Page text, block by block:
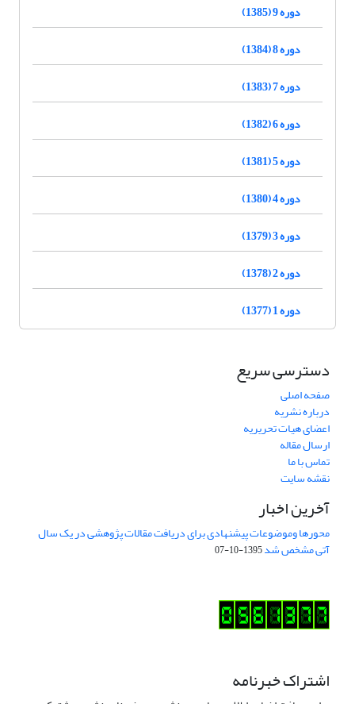
دوره 9 (1385)
دوره 8 (1384)
دوره 7 (1383)
دوره 6 (1382)
دوره 5 (1381)
دوره 4 (1380)
دوره 3 (1379)
دوره 2 (1378)
دوره 1 (1377)
دسترسی سریع
صفحه اصلی
درباره نشریه
اعضای هیات تحریریه
ارسال مقاله
تماس با ما
نقشه سایت
آخرین اخبار
محورها وموضوعات پیشنهادی برای دریافت مقالات پژوهشی در یک سال
آتی مشخص شد1395-10-07
اشتراک خبرنامه